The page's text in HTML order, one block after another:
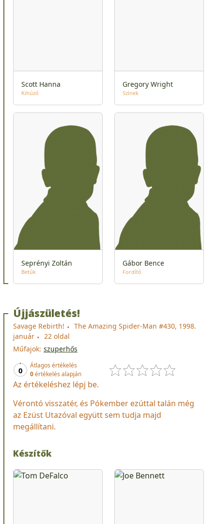
Scott Hanna
Kihúzó
Gregory Wright
Színek
Seprényi Zoltán
Betűk
Gábor Bence
Fordító
Újjászületés!
Savage Rebirth!
The Amazing Spider-Man #430, 1998.
január
22 oldal
Műfajok: szuperhős
0
Átlagos értékelés
0értékelés alapján
Az értékeléshez lépj be.
Vérontó visszatér, és Pókember ezúttal talán még
az Ezüst Utazóval együtt sem tudja majd
megállítani.
Készítők